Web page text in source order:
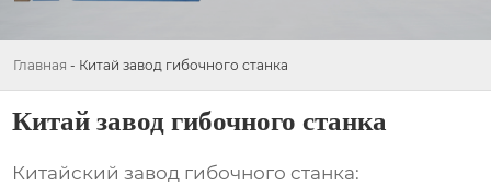
Главная - Китай завод гибочного станка
Китай завод гибочного станка
Китайский завод гибочного станка: